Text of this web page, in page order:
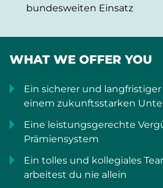
bundesweiten Einsatz
WHAT WE OFFER YOU
Ein sicherer und
einem zukunftsstarken
Eine leistungsgerechte
Prämiensystem
Ein tolles und kollegiales
arbeitest du nie allein